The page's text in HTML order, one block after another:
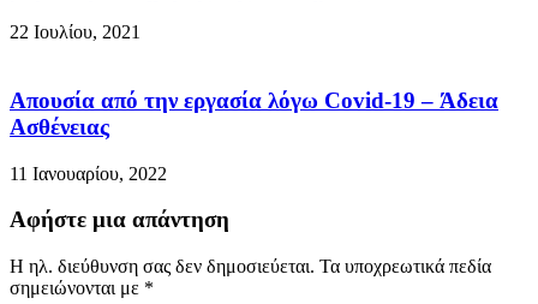
22 Ιουλίου, 2021
Απουσία από την εργασία λόγω Covid-19 – Άδεια
Ασθένειας
11 Ιανουαρίου, 2022
Αφήστε μια απάντηση
Η ηλ. διεύθυνση σας δεν δημοσιεύεται. Τα υποχρεωτικά πεδία
σημειώνονται με *